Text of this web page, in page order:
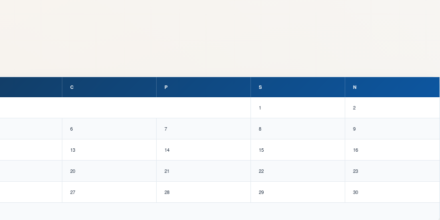
C P S N
1 2
6 7 8 9
13 14 15 16
20 21 22 23
27 28 29 30